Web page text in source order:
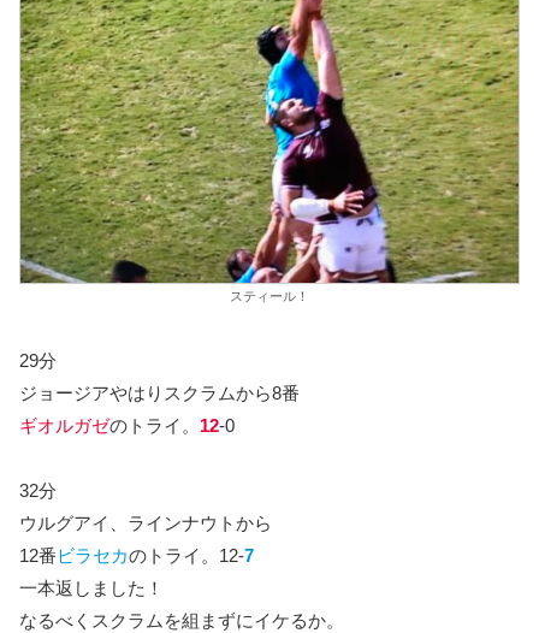
スティール！
29分
ジョージアやはりスクラムから8番
ギオルガゼのトライ。 12-0
32分
ウルグアイ、ラインナウトから
12番ビラセカのトライ。12-7
一本返しました！
なるべくスクラムを組まずにイケるか。